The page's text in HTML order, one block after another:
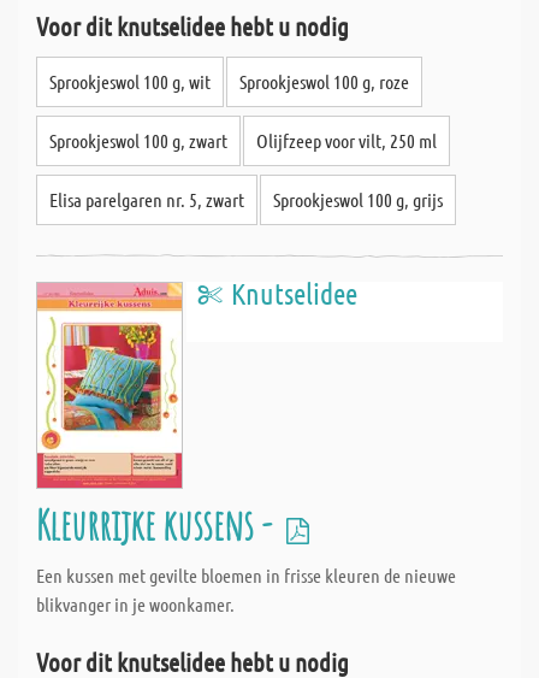
Voor dit knutselidee hebt u nodig
Sprookjeswol 100 g, wit Sprookjeswol 100 g, roze
Sprookjeswol 100 g, zwart Olijfzeep voor vilt, 250 ml
Elisa parelgaren nr. 5, zwart Sprookjeswol 100 g, grijs
Knutselidee
Kleurrijke kussens -
Een kussen met gevilte bloemen in frisse kleuren de nieuwe
blikvanger in je woonkamer.
Voor dit knutselidee hebt u nodig